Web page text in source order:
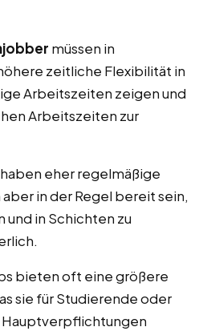
müssen in
zeitliche Flexibilität in
Arbeitszeiten zeigen und
Arbeitszeiten zur
haben eher regelmäßige
in der Regel bereit sein,
und in Schichten zu
bieten oft eine größere
sie für Studierende oder